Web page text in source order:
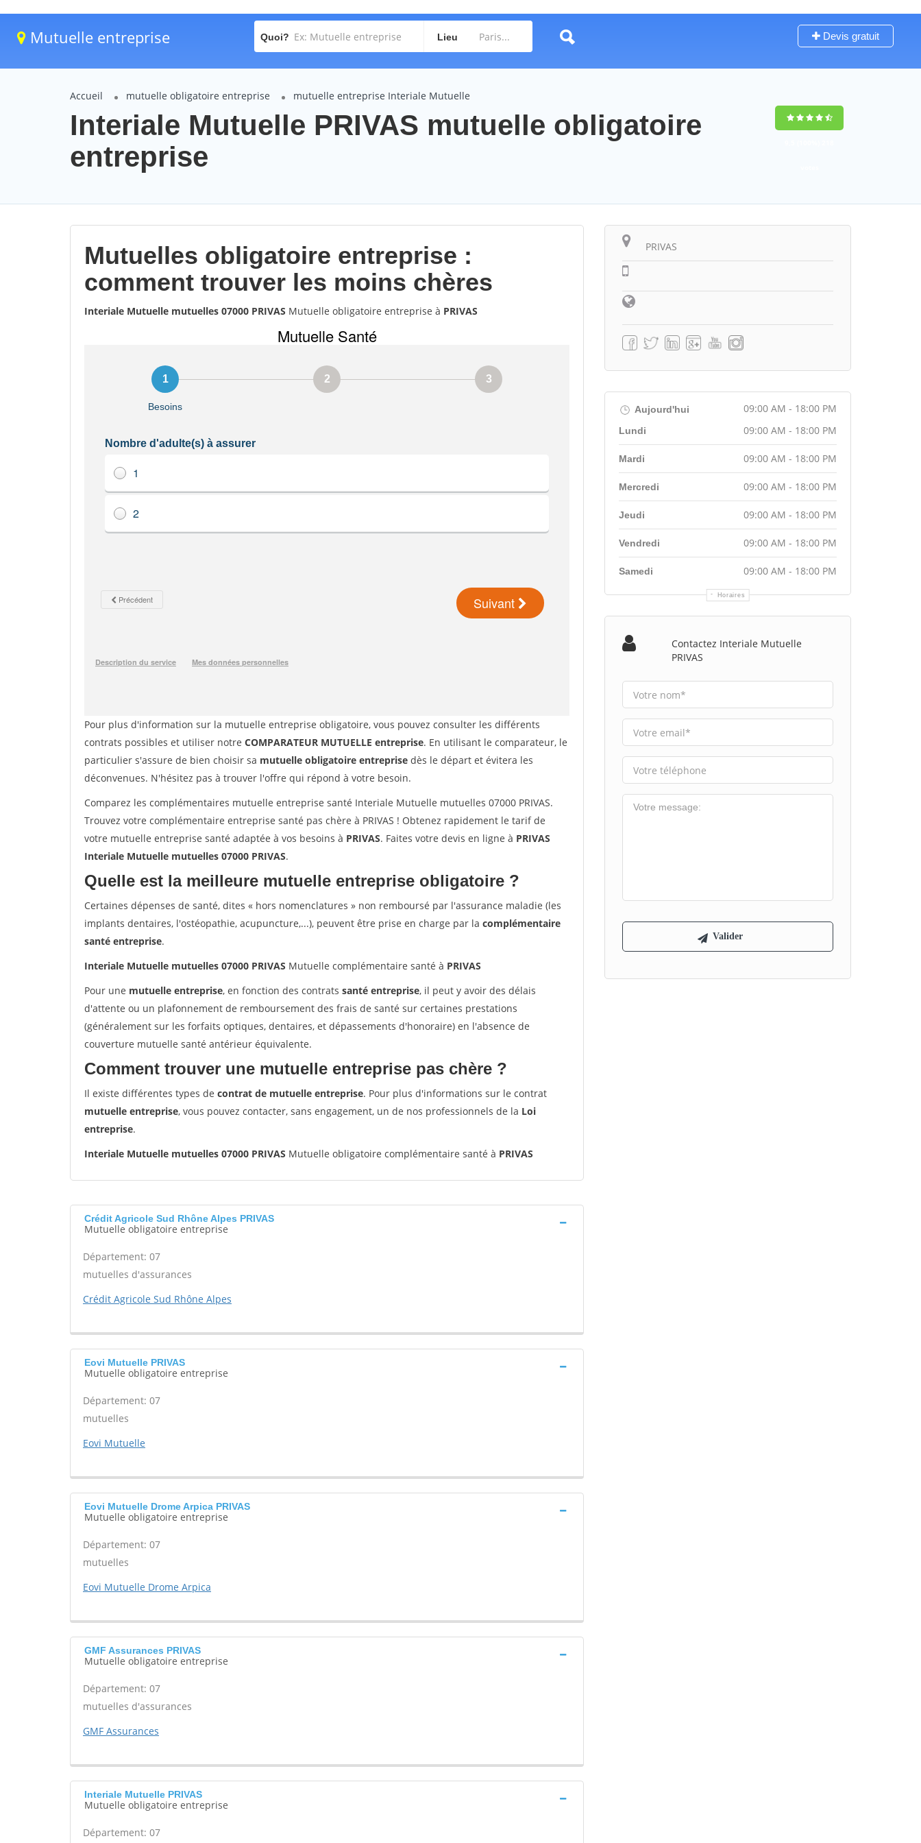
Mutuelle entreprise Quoi? Lieu Devis gratuit
Accueil mutuelle obligatoire entreprise mutuelle entreprise Interiale Mutuelle
Interiale Mutuelle PRIVAS mutuelle obligatoire
entreprise
Mutuelles obligatoire entreprise :
comment trouver les moins chères
Interiale Mutuelle mutuelles 07000 PRIVAS Mutuelle obligatoire entreprise à PRIVAS
Pour plus d'information sur la mutuelle entreprise obligatoire, vous pouvez consulter les différents
contrats possibles et utiliser notre COMPARATEUR MUTUELLE entreprise. En utilisant le comparateur, le
particulier s'assure de bien choisir sa mutuelle obligatoire entreprise dès le départ et évitera les
déconvenues. N'hésitez pas à trouver l'offre qui répond à votre besoin.
Comparez les complémentaires mutuelle entreprise santé Interiale Mutuelle mutuelles 07000 PRIVAS.
Trouvez votre complémentaire entreprise santé pas chère à PRIVAS ! Obtenez rapidement le tarif de
votre mutuelle entreprise santé adaptée à vos besoins à PRIVAS. Faites votre devis en ligne à PRIVAS
Interiale Mutuelle mutuelles 07000 PRIVAS.
Quelle est la meilleure mutuelle entreprise obligatoire ?
Certaines dépenses de santé, dites « hors nomenclatures » non remboursé par l'assurance maladie (les
implants dentaires, l'ostéopathie, acupuncture,...), peuvent être prise en charge par la complémentaire
santé entreprise.
Interiale Mutuelle mutuelles 07000 PRIVAS Mutuelle complémentaire santé à PRIVAS
Pour une mutuelle entreprise, en fonction des contrats santé entreprise, il peut y avoir des délais
d'attente ou un plafonnement de remboursement des frais de santé sur certaines prestations
(généralement sur les forfaits optiques, dentaires, et dépassements d'honoraire) en l'absence de
couverture mutuelle santé antérieur équivalente.
Comment trouver une mutuelle entreprise pas chère ?
Il existe différentes types de contrat de mutuelle entreprise. Pour plus d'informations sur le contrat
mutuelle entreprise, vous pouvez contacter, sans engagement, un de nos professionnels de la Loi
entreprise.
Interiale Mutuelle mutuelles 07000 PRIVAS Mutuelle obligatoire complémentaire santé à PRIVAS
Crédit Agricole Sud Rhône Alpes PRIVAS
Mutuelle obligatoire entreprise
Département: 07
mutuelles d'assurances
Crédit Agricole Sud Rhône Alpes
Eovi Mutuelle PRIVAS
Mutuelle obligatoire entreprise
Département: 07
mutuelles
Eovi Mutuelle
Eovi Mutuelle Drome Arpica PRIVAS
Mutuelle obligatoire entreprise
Département: 07
mutuelles
Eovi Mutuelle Drome Arpica
GMF Assurances PRIVAS
Mutuelle obligatoire entreprise
Département: 07
mutuelles d'assurances
GMF Assurances
Interiale Mutuelle PRIVAS
Mutuelle obligatoire entreprise
Département: 07
PRIVAS
Aujourd'hui 09:00 AM - 18:00 PM
Horaires
Lundi 09:00 AM - 18:00 PM
Mardi 09:00 AM - 18:00 PM
Mercredi 09:00 AM - 18:00 PM
Jeudi 09:00 AM - 18:00 PM
Vendredi 09:00 AM - 18:00 PM
Samedi 09:00 AM - 18:00 PM
Contactez Interiale Mutuelle
PRIVAS